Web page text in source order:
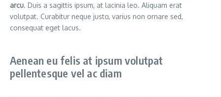
arcu. Duis a sagittis ipsum, at lacinia leo. Aliquam erat
volutpat. Curabitur neque justo, varius non ornare sed,
consequat eget lacus.
Aenean eu felis at ipsum volutpat
pellentesque vel ac diam